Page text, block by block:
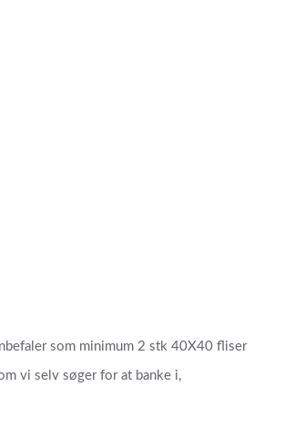
som minimum 2 stk 40X40 fliser
vi selv søger for at banke i,